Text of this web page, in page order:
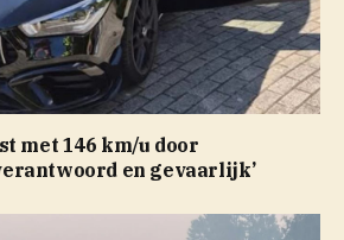
met 146 km/u door
en gevaarlijk’